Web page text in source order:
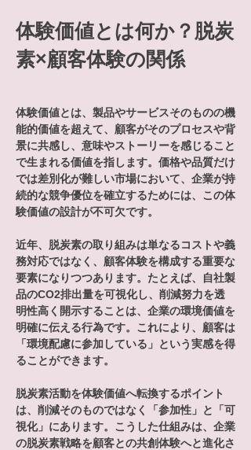
体験価値とは何か？脱炭
素×顧客体験の関係
体験価値とは、製品やサービスそのものの機
能的価値を超えて、顧客がそのプロセスや背
景に共感し、意味やストーリーを感じること
で生まれる価値を指します。価格や品質だけ
では差別化が難しい市場において、企業が持
続的な競争優位を確立するためには、この体
験価値の設計が不可欠です。
近年、脱炭素の取り組みは単なるコストや義
務対応ではなく、顧客体験を構成する重要な
要素になりつつあります。たとえば、自社製
品のCO2排出量を可視化し、削減努力を透
明性高く開示することは、企業の環境価値を
明確に伝える行為です。これにより、顧客は
「環境配慮に参加している」という実感を得
ることができます。
脱炭素活動を体験価値へ転換するポイント
は、削減そのものではなく「参加性」と「可
視化」にあります。こうした仕組みは、企業
の脱炭素戦略を顧客との共創体験へと進化さ